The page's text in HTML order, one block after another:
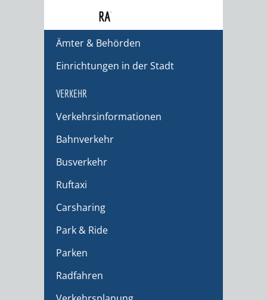
RATHAUS
STADTWEGWEISER
Ämter & Behörden
Einrichtungen in der Stadt
VERKEHR
Verkehrsinformationen
Bahnverkehr
Busverkehr
Ruftaxi
Carsharing
Park & Ride
Parken
Radfahren